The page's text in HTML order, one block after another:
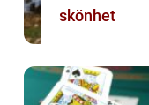
skönhet